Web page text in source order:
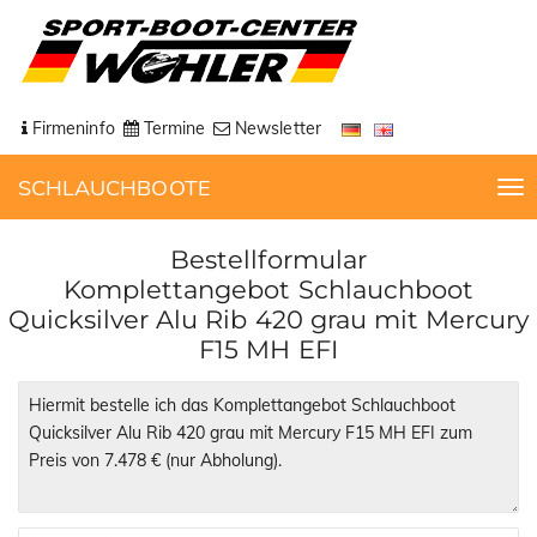
Firmeninfo Termine Newsletter
SCHLAUCHBOOTE
T
o
e
a
Bestellformular
Komplettangebot Schlauchboot
Quicksilver Alu Rib 420 grau mit Mercury
F15 MH EFI